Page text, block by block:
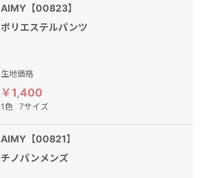
AIMY【00823】
ポリエステルパンツ
生地価格
￥1,400
1色 7サイズ
AIMY【00821】
チノパンメンズ